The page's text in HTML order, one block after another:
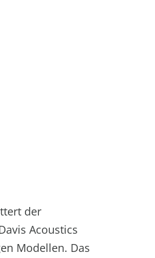
der
Acoustics
Modellen. Das